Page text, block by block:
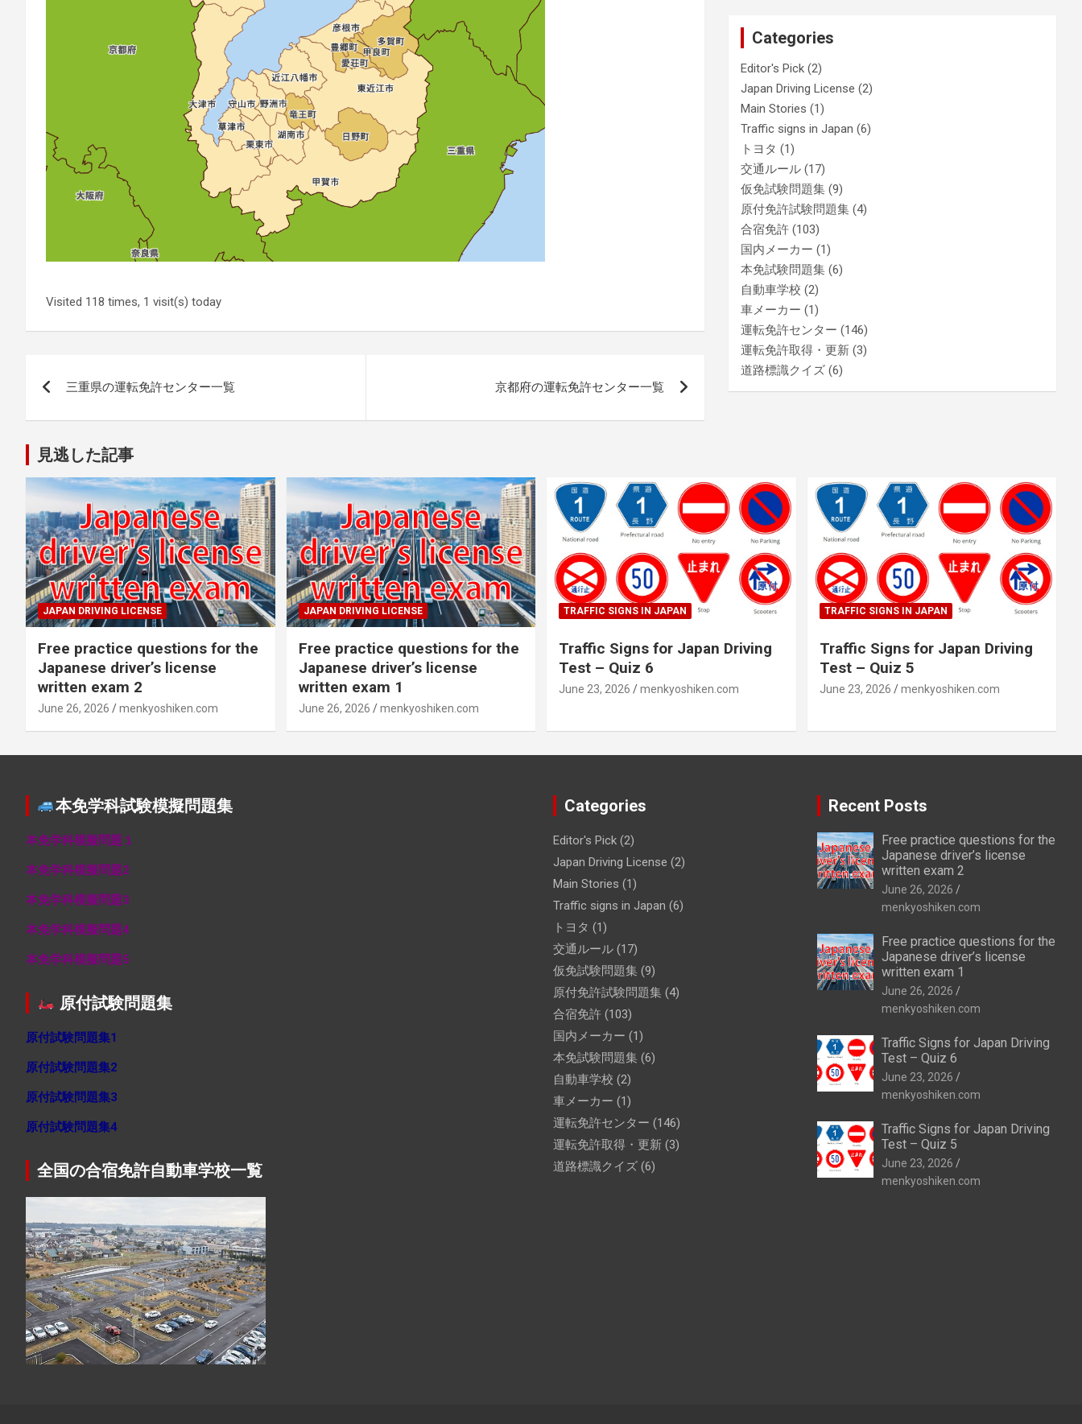
Visited 118 times, 1 visit(s) today
navigation
三重県の運転免許センター一覧 京都府の運転免許センター一覧
Categories
Editor's Pick (2)
Japan Driving License (2)
Main Stories (1)
Traffic signs in Japan (6)
トヨタ (1)
交通ルール (17)
仮免試験問題集 (9)
原付免許試験問題集 (4)
合宿免許 (103)
国内メーカー (1)
本免試験問題集 (6)
自動車学校 (2)
車メーカー (1)
運転免許センター (146)
運転免許取得・更新 (3)
道路標識クイズ (6)
見逃した記事
JAPAN DRIVING LICENSE
Free practice questions for the
Japanese driver’s license
written exam 2
June 26, 2026 menkyoshiken.com
JAPAN DRIVING LICENSE
Free practice questions for the
Japanese driver’s license
written exam 1
June 26, 2026 menkyoshiken.com
TRAFFIC SIGNS IN JAPAN
Traffic Signs for Japan Driving
Test – Quiz 6
June 23, 2026 menkyoshiken.com
TRAFFIC SIGNS IN JAPAN
Traffic Signs for Japan Driving
Test – Quiz 5
June 23, 2026 menkyoshiken.com
本免学科試験模擬問題集
本免学科模擬問題１
本免学科模擬問題2
本免学科模擬問題3
本免学科模擬問題4
本免学科模擬問題5
原付試験問題集
原付試験問題集1
原付試験問題集2
原付試験問題集3
原付試験問題集4
全国の合宿免許自動車学校一覧
Categories
Editor's Pick (2)
Japan Driving License (2)
Main Stories (1)
Traffic signs in Japan (6)
トヨタ (1)
交通ルール (17)
仮免試験問題集 (9)
原付免許試験問題集 (4)
合宿免許 (103)
国内メーカー (1)
本免試験問題集 (6)
自動車学校 (2)
車メーカー (1)
運転免許センター (146)
運転免許取得・更新 (3)
道路標識クイズ (6)
Recent Posts
Free practice questions for the
Japanese driver’s license
written exam 2
June 26, 2026
menkyoshiken.com
Free practice questions for the
Japanese driver’s license
written exam 1
June 26, 2026
menkyoshiken.com
Traffic Signs for Japan Driving
Test – Quiz 6
June 23, 2026
menkyoshiken.com
Traffic Signs for Japan Driving
Test – Quiz 5
June 23, 2026
menkyoshiken.com